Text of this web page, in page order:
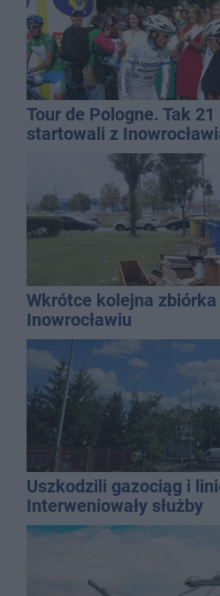
Tour de Pologne. Tak
startowali z
Wkrótce kolejna
Inowrocławiu
Uszkodzili gazociąg i
Interweniowały służby